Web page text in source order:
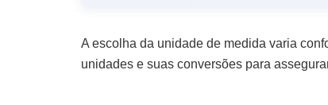
A escolha da unidade de medida varia
unidades e suas conversões para